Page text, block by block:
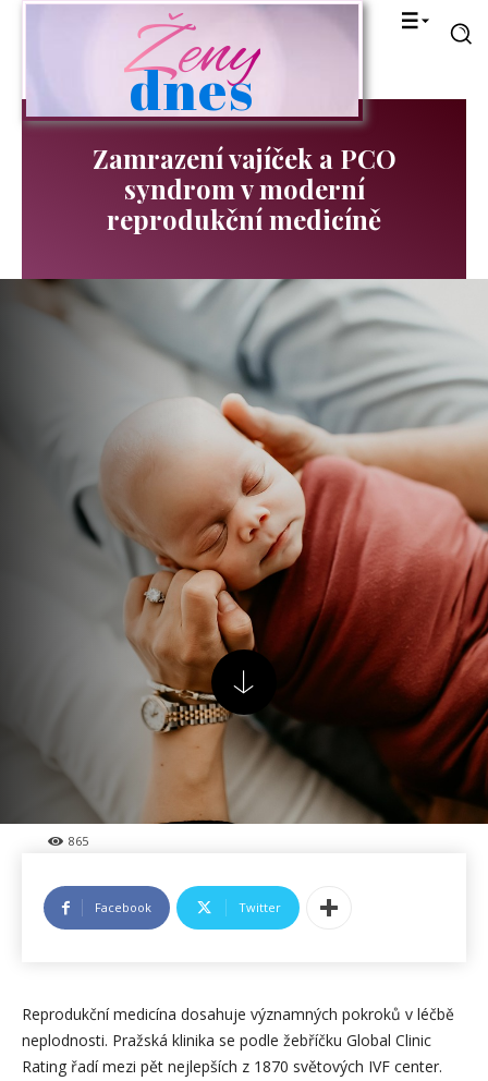
Ženy
dnes
Zamrazení vajíček a PCO
syndrom v moderní
reprodukční medicíně
865
Facebook Twitter
Reprodukční medicína dosahuje významných pokroků v léčbě
neplodnosti. Pražská klinika se podle žebříčku Global Clinic
Rating řadí mezi pět nejlepších z 1870 světových IVF center.